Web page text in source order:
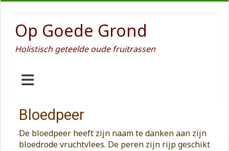
Op Goede Grond
Holistisch geteelde oude fruitrassen
Bloedpeer
De bloedpeer heeft zijn naam te danken aan zijn
bloedrode vruchtvlees. De peren zijn rijp geschikt